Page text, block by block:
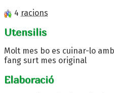
4 racions
Utensilis
Molt mes bo es cuinar-lo
fang surt mes original
Elaboració